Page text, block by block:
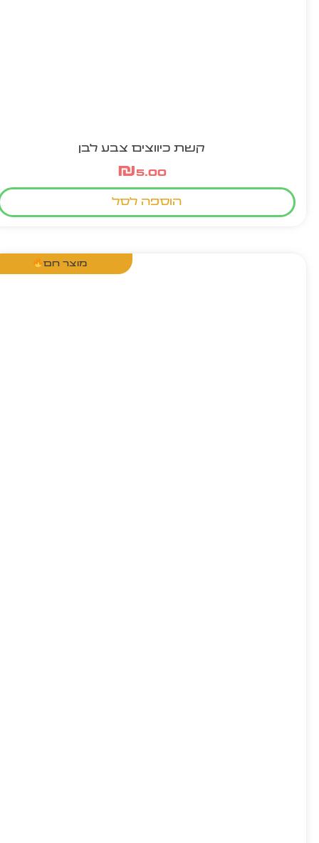
קשת כיווצים צבע לבן
₪5.00
הוספה לסל
מוצר חם